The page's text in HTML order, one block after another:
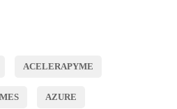
ACELERAPYME
AZURE